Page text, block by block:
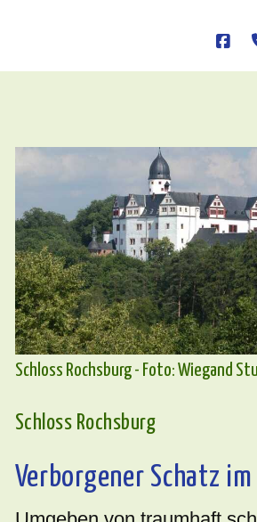
Schloss Rochsburg - Foto: Wiegand
Schloss Rochsburg
Verborgener Schatz im